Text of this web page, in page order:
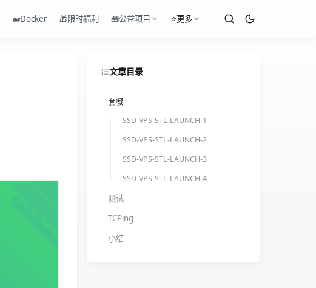
🐋Docker 🎁限时福利 🧰公益项目 ⭐更多
文章目录
套餐
SSD-VPS-STL-LAUNCH-1
SSD-VPS-STL-LAUNCH-2
SSD-VPS-STL-LAUNCH-3
SSD-VPS-STL-LAUNCH-4
测试
TCPing
小结